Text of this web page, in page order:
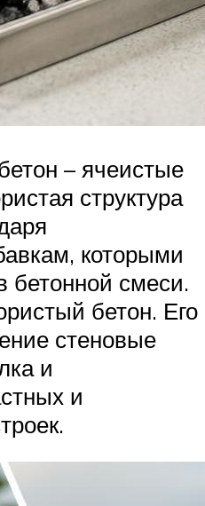
– ячеистые
структура
которыми
бетонной смеси.
бетон. Его
стеновые
и
и